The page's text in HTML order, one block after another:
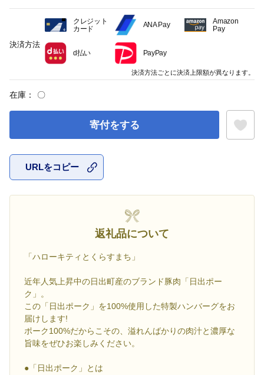
在庫： 〇
寄付をする
URLをコピー
返礼品について
「ハローキティとくらすまち」
近年人気上昇中の日出町産のブランド豚肉「日出ポー
ク」。
この「日出ポーク」を100%使用した特製ハンバーグをお
届けします!
ポーク100%だからこその、溢れんばかりの肉汁と濃厚な
旨味をぜひお楽しみください。
●「日出ポーク」とは
決済方法
クレジット
カード
ANA Pay
Amazon
Pay
d払い PayPay
決済方法ごとに決済上限額が異なります。